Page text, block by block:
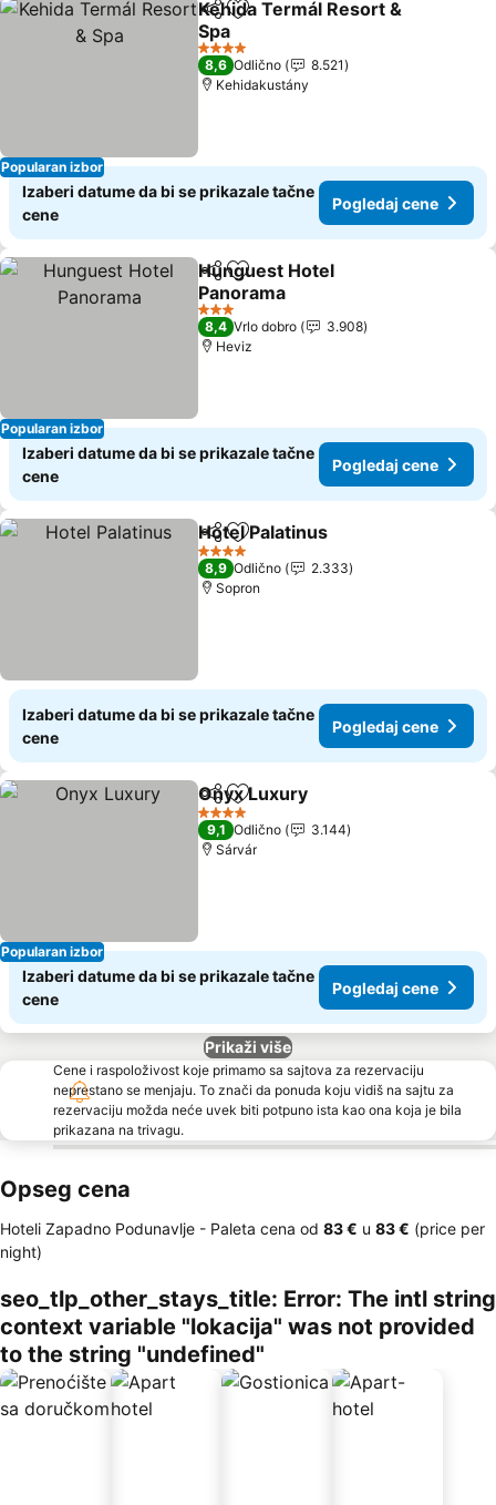
Popularan izbor
Deli Dodati u favorite
Kehida Termál Resort &
Spa
Pogledaj cene
4 Zvezdice
8,6 Odlično
8.521
Kehidakustány
Izaberi datume da bi se prikazale tačne
cene
Pogledaj cene
Popularan izbor
Deli Dodati u favorite
Hunguest Hotel
Panorama
Pogledaj cene
3 Zvezdice
8,4 Vrlo dobro
3.908
Heviz
Izaberi datume da bi se prikazale tačne
cene
Pogledaj cene
Deli Dodati u favorite
Hotel Palatinus
4 Zvezdice
8,9 Odlično
2.333
Sopron
Izaberi datume da bi se prikazale tačne
cene
Pogledaj cene
Popularan izbor
Deli Dodati u favorite
Onyx Luxury
4 Zvezdice
9,1 Odlično
3.144
Sárvár
Izaberi datume da bi se prikazale tačne
cene
Pogledaj cene
Prikaži više
Cene i raspoloživost koje primamo sa sajtova za rezervaciju
neprestano se menjaju. To znači da ponuda koju vidiš na sajtu za
rezervaciju možda neće uvek biti potpuno ista kao ona koja je bila
prikazana na trivagu.
Opseg cena
Hoteli Zapadno Podunavlje - Paleta cena od ‎83 € u ‎83 € (price per
night)
seo_tlp_other_stays_title: Error: The intl string
context variable "lokacija" was not provided
to the string "undefined"